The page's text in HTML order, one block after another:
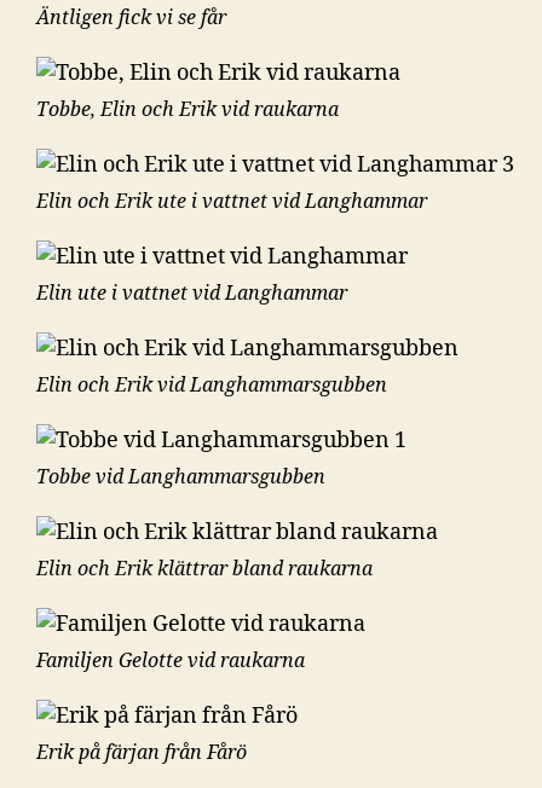
Äntligen fick vi se får
Tobbe, Elin och Erik vid raukarna
Elin och Erik ute i vattnet vid Langhammar
Elin ute i vattnet vid Langhammar
Elin och Erik vid Langhammarsgubben
Tobbe vid Langhammarsgubben
Elin och Erik klättrar bland raukarna
Familjen Gelotte vid raukarna
Erik på färjan från Fårö